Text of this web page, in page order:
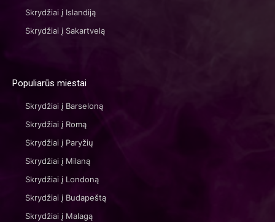
Skrydžiai į Islandiją
Skrydžiai į Sakartvelą
Populiarūs miestai
Skrydžiai į Barseloną
Skrydžiai į Romą
Skrydžiai į Paryžių
Skrydžiai į Milaną
Skrydžiai į Londoną
Skrydžiai į Budapeštą
Skrydžiai į Malagą